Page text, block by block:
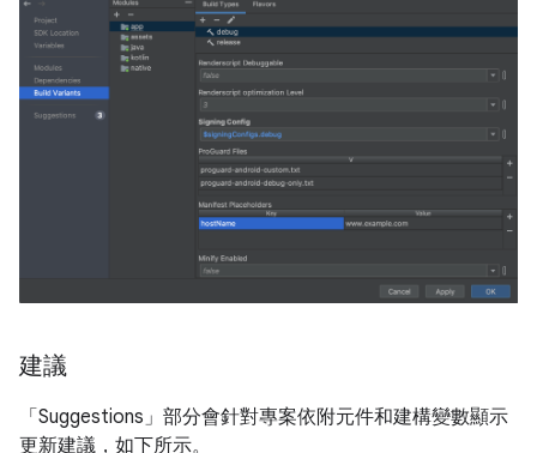
建議
「Suggestions」 部分會針對專案依附元件和建構變數顯示
更新建議，如下所示。